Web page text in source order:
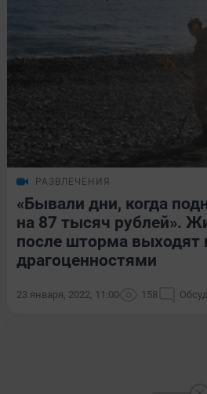
РАЗВЛЕЧЕНИЯ
«Бывали дни, когда
на 87 тысяч рублей».
после шторма выходят
драгоценностями
23 января, 2022, 11:00 158